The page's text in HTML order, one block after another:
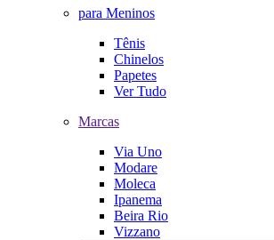
para Meninos
Tênis
Chinelos
Papetes
Ver Tudo
Marcas
Via Uno
Modare
Moleca
Ipanema
Beira Rio
Vizzano